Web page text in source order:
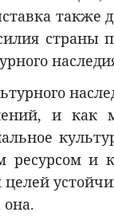
также
страны
и как
и